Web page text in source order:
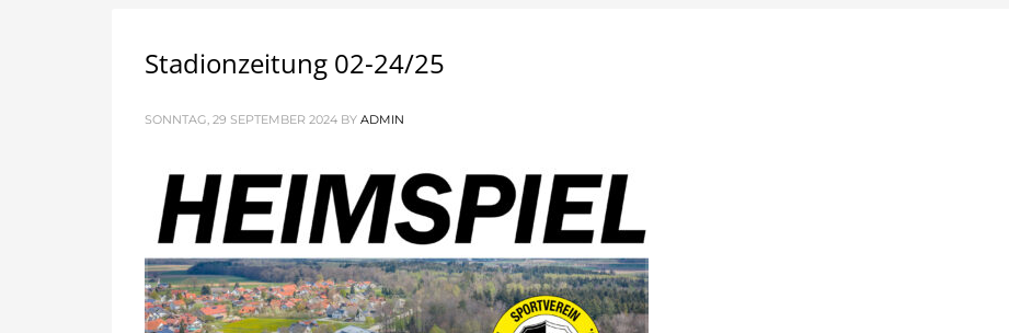
Stadionzeitung 02-24/25
SONNTAG, 29 SEPTEMBER 2024 BY ADMIN